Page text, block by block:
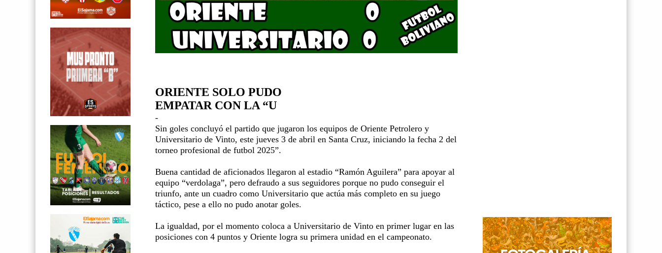
ORIENTE SOLO PUDO
EMPATAR CON LA “U
-
Sin goles concluyó el partido que jugaron los equipos de Oriente Petrolero y
Universitario de Vinto, este jueves 3 de abril en Santa Cruz, iniciando la fecha 2 del
torneo profesional de futbol 2025”.
Buena cantidad de aficionados llegaron al estadio “Ramón Aguilera” para apoyar al
equipo “verdolaga”, pero defraudo a sus seguidores porque no pudo conseguir el
triunfo, ante un cuadro como Universitario que actúa más completo en su juego
táctico, pese a ello no pudo anotar goles.
La igualdad, por el momento coloca a Universitario de Vinto en primer lugar en las
posiciones con 4 puntos y Oriente logra su primera unidad en el campeonato.